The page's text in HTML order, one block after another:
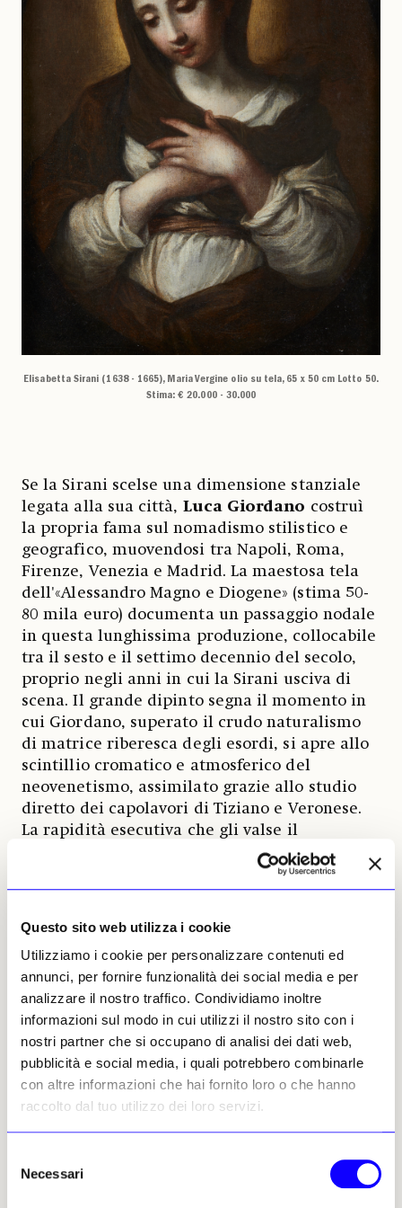
Questo sito web utilizza i cookie
Utilizziamo i cookie per personalizzare contenuti ed
annunci, per fornire funzionalità dei social media e per
analizzare il nostro traffico. Condividiamo inoltre
informazioni sul modo in cui utilizzi il nostro sito con i
nostri partner che si occupano di analisi dei dati web,
pubblicità e social media, i quali potrebbero combinarle
con altre informazioni che hai fornito loro o che hanno
raccolto dal tuo utilizzo dei loro servizi.
delNecessari
Elisabetta Sirani (1638 - 1665), Maria Vergine olio su tela, 65 x 50 cm Lotto 50.
Stima: € 20.000 - 30.000
Se la Sirani scelse una dimensione stanziale
legata alla sua città, Luca Giordano costruì
la propria fama sul nomadismo stilistico e
geografico, muovendosi tra Napoli, Roma,
Firenze, Venezia e Madrid. La maestosa tela
dell'«Alessandro Magno e Diogene» (stima 50-
80 mila euro) documenta un passaggio nodale
in questa lunghissima produzione, collocabile
tra il sesto e il settimo decennio del secolo,
proprio negli anni in cui la Sirani usciva di
scena. Il grande dipinto segna il momento in
cui Giordano, superato il crudo naturalismo
di matrice riberesca degli esordi, si apre allo
scintillio cromatico e atmosferico del
neovenetismo, assimilato grazie allo studio
diretto dei capolavori di Tiziano e Veronese.
La rapidità esecutiva che gli valse il
soprannome di «Luca Fa Presto» si traduce qui
in una materia pittorica vibrante e in un
sapiente gioco di luci, intercettando un
committenti dell'epoca e testimoniando
l'inizio delle sue celebri metamorfosi
artistiche.
La prima giornata d'asta raccoglie intorno a
questi due grnadi dipinti una serie di
importanti testimonianze della pittura
italiana, con opere di Bernardo Cavallino,
Giovanni Romanelli, Onorio Marinari,
Francesco De Mura, Gianantonio Guardie
catalogo della sessione si completa con una